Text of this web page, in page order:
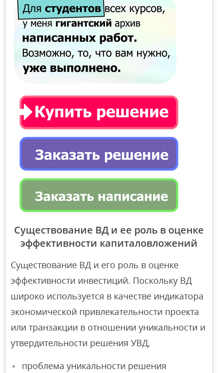
Существование ВД и ее роль в оценке
эффективности капиталовложений
Существование ВД и его роль в оценке
эффективности инвестиций. Поскольку ВД
широко используется в качестве индикатора
экономической привлекательности проекта
или транзакции в отношении уникальности и
утвердительности решения УВД,
проблема уникальности решения